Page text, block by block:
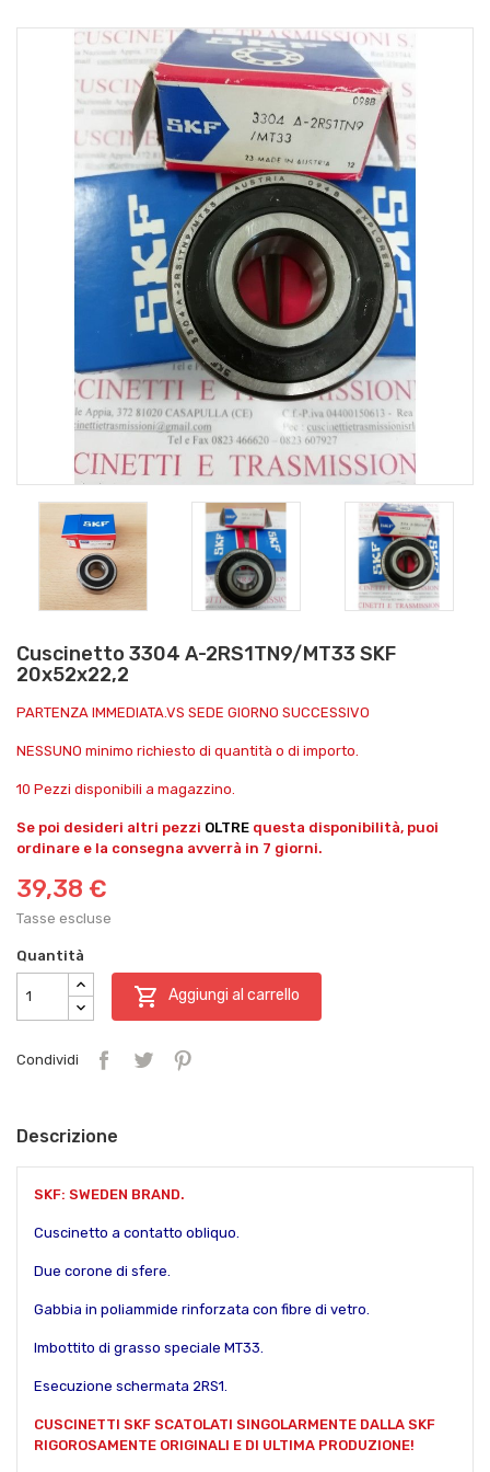
Cuscinetto 3304 A-2RS1TN9/MT33 SKF
20x52x22,2
PARTENZA IMMEDIATA.VS SEDE GIORNO SUCCESSIVO
NESSUNO minimo richiesto di quantità o di importo.
10 Pezzi disponibili a magazzino.
Se poi desideri altri pezzi OLTRE questa disponibilità, puoi
ordinare e la consegna avverrà in 7 giorni.
39,38 €
Tasse escluse
Quantità
 Aggiungi al carrello
Condividi
Descrizione
SKF: SWEDEN BRAND.
Cuscinetto a contatto obliquo.
Due corone di sfere.
Gabbia in poliammide rinforzata con fibre di vetro.
Imbottito di grasso speciale MT33.
Esecuzione schermata 2RS1.
CUSCINETTI SKF SCATOLATI SINGOLARMENTE DALLA SKF
RIGOROSAMENTE ORIGINALI E DI ULTIMA PRODUZIONE!